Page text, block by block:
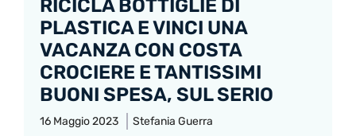
RICICLA BOTTIGLIE DI
PLASTICA E VINCI UNA
VACANZA CON COSTA
CROCIERE E TANTISSIMI
BUONI SPESA, SUL SERIO
16 Maggio 2023 Stefania Guerra